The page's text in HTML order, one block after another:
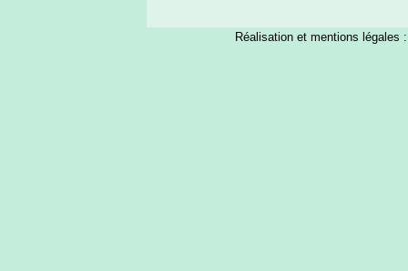
Réalisation et mentions légales